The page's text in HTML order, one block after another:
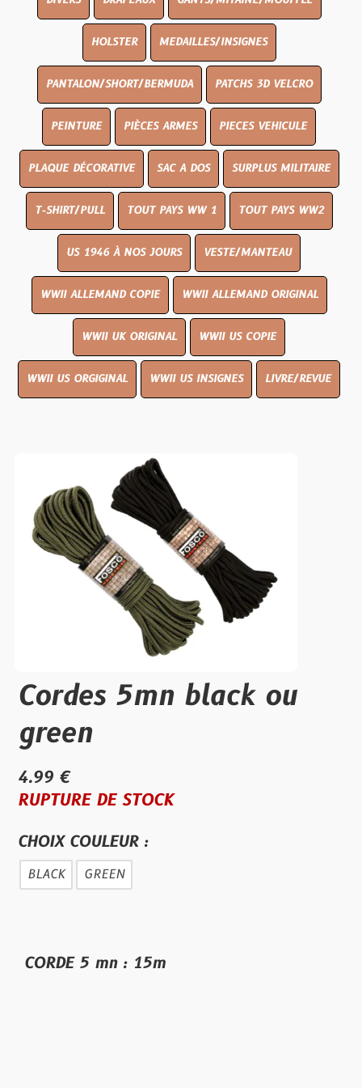
HOLSTER MEDAILLES/INSIGNES
PANTALON/SHORT/BERMUDA PATCHS 3D VELCRO
PEINTURE PIÈCES ARMES PIECES VEHICULE
PLAQUE DÉCORATIVE SAC A DOS SURPLUS MILITAIRE
T-SHIRT/PULL TOUT PAYS WW 1 TOUT PAYS WW2
US 1946 À NOS JOURS VESTE/MANTEAU
WWII ALLEMAND COPIE WWII ALLEMAND ORIGINAL
WWII UK ORIGINAL WWII US COPIE
WWII US ORGIGINAL WWII US INSIGNES LIVRE/REVUE
Cordes 5mn black ou
green
4.99 €
RUPTURE DE STOCK
CHOIX COULEUR :
BLACK GREEN
CORDE 5 mn : 15m